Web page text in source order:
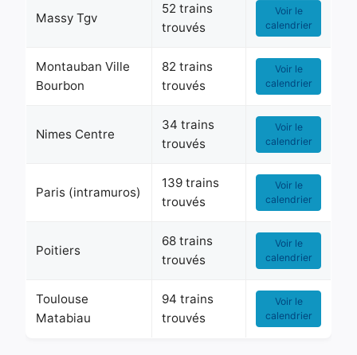
Massy Tgv
52 trains
trouvés
Voir le
calendrier
Montauban Ville
Bourbon
82 trains
trouvés
Voir le
calendrier
Nimes Centre
34 trains
trouvés
Voir le
calendrier
Paris (intramuros)
139 trains
trouvés
Voir le
calendrier
Poitiers
68 trains
trouvés
Voir le
calendrier
Toulouse
Matabiau
94 trains
trouvés
Voir le
calendrier